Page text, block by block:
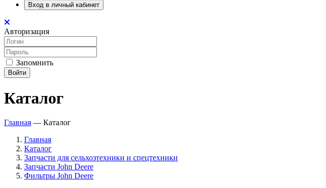
Вход в личный кабинет
Авторизация
Запомнить
Войти
Каталог
Главная — Каталог
Главная
Каталог
Запчасти для сельхозтехники и спецтехники
Запчасти John Deere
Фильтры John Deere